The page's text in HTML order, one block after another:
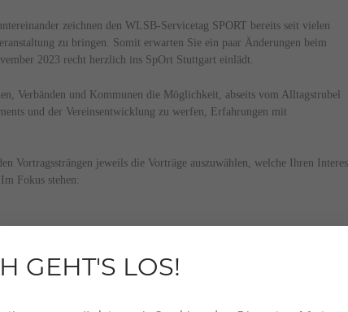
zeichnen den WLSB-Servicetag SPORT bereits seit vielen
zu bringen. Somit erwarten Sie ein paar Änderungen beim
2023 recht herzlich ins SpOrt Stuttgart einlädt.
Verbänden und Kommunen die Möglichkeit, abseits vom Alltagstrubel
und der Vereinsentwicklung zu werfen, Erfahrungen mit
Vortragssträngen jeweils die Vorträge auszuwählen, welche Ihren
Fokus stehen:
des organisierten Sports
GEHT'S LOS!